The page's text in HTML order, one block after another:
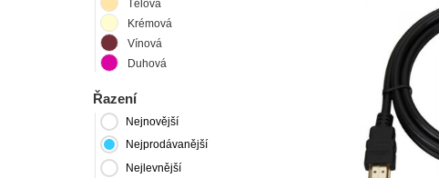
Tělová
Krémová
Vínová
Duhová
Řazení
Nejnovější
Nejprodávanější
Nejlevnější